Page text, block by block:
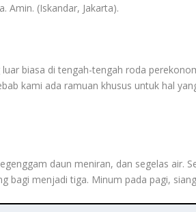
Amin. (Iskandar, Jakarta).
biasa di tengah-tengah roda
kami ada ramuan khusus untuk hal
daun meniran, dan segelas air.
bagi menjadi tiga. Minum pada pagi,